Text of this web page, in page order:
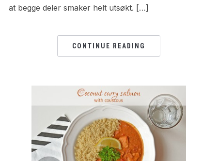
at begge deler smaker helt utsøkt. […]
CONTINUE READING